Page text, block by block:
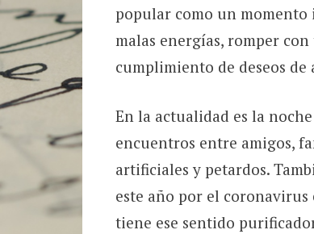
popular como un momento
malas energías, romper
cumplimiento de deseos
En la actualidad es la
encuentros entre amigos,
artificiales y petardos.
este año por el
tiene ese sentido